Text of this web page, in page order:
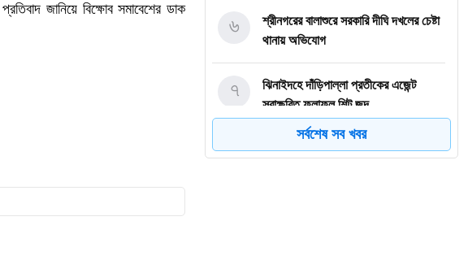
জানিয়ে বিক্ষোব সমাবেশের ডাক
শ্রীনগরের বালাশুরে সরকারি দীঘি দখলের চেষ্টা
থানায় অভিযোগ
৬
ঝিনাইদহে দাঁড়িপাল্লা প্রতীকের এজেন্ট
স্বাক্ষরিত ফলাফল শিট জব্দ
৭
ত্রয়োদশ জাতীয় নির্বাচন, শান্তিপূর্ণ ও
৮
সর্বশেষ সব খবর